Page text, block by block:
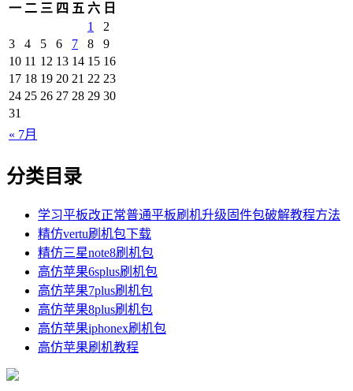
一 二 三 四 五 六 日
« 7月
1
2
3
4 5 6 7 8
9
10 11 12 13 14 15 16
17 18 19 20 21 22 23
24 25 26 27 28 29 30
31
分类目录
学习平板改正常普通平板刷机升级固件包破解教程方法
精仿vertu刷机包下载
精仿三星note8刷机包
高仿苹果6splus刷机包
高仿苹果7plus刷机包
高仿苹果8plus刷机包
高仿苹果iphonex刷机包
高仿苹果刷机教程